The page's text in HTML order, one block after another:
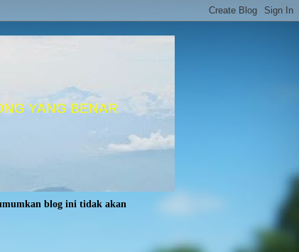
YANG BENAR
blog ini tidak akan